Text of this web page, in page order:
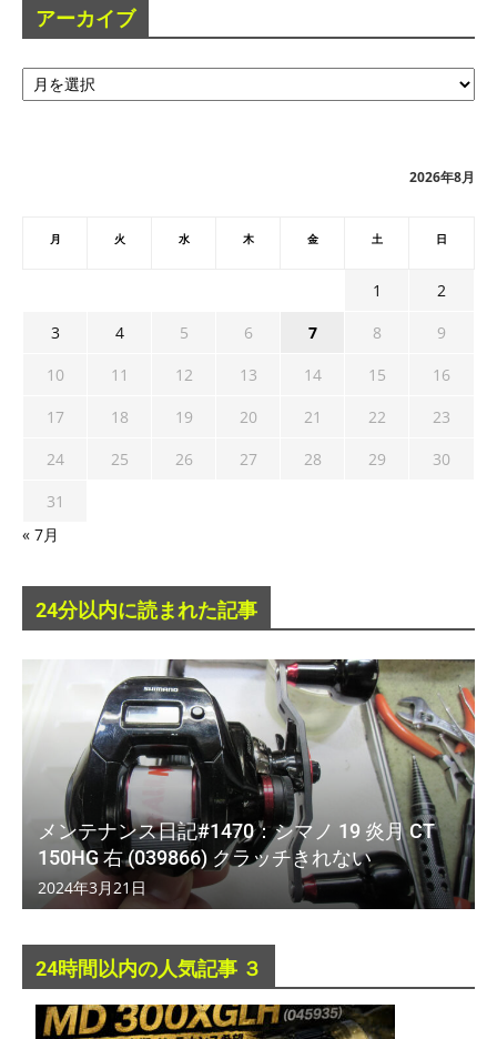
アーカイブ
ア
ー
2026年8月
月 火 水 木 金 土 日
1
2
3
4 5 6 7 8
9
10
11 12 13 14 15
16
17
18 19 20 21 22
23
24
25 26 27 28 29
30
31
« 7月
24分以内に読まれた記事
メンテナンス日記#1470：シマノ 19 炎月 CT
150HG 右 (039866) クラッチきれない
2024年3月21日
24時間以内の人気記事 ３